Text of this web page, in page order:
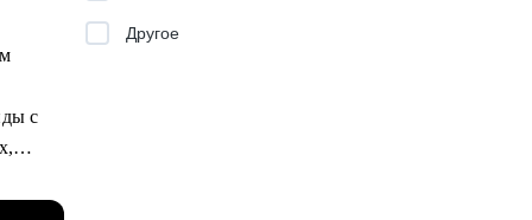
time
Другое